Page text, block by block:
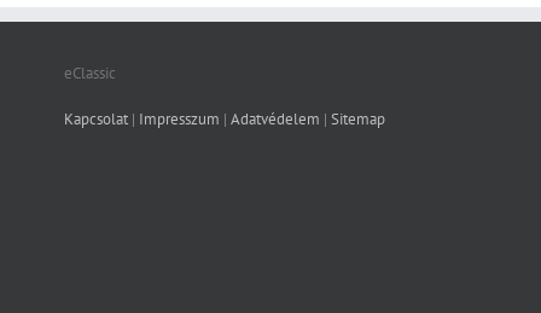
eClassic
Kapcsolat| Impresszum | Adatvédelem | Sitemap